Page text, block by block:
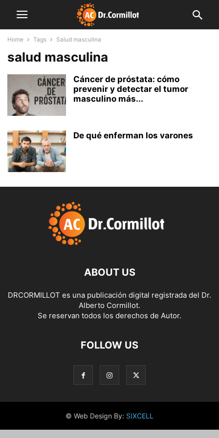
Home Tags Salud masculina
salud masculina
Cáncer de próstata: cómo
prevenir y detectar el tumor
masculino más...
De qué enferman los varones
ABOUT US
DRCORMILLOT es una publicación digital registrada del Dr.
Alberto Cormillot.
Se reservan todos los derechos de Autor.
FOLLOW US
© Web Design By: SIXCELL